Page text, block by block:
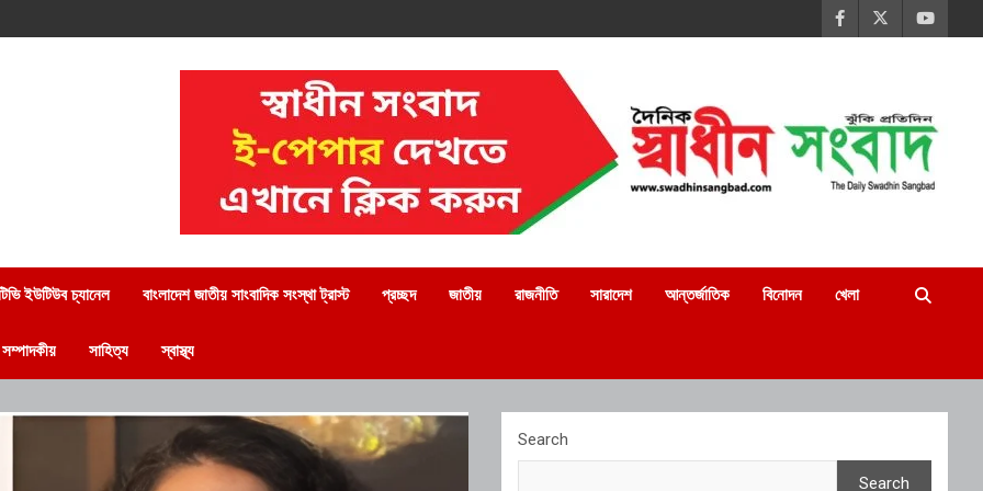
ইউটিউব চ্যানেল বাংলাদেশ জাতীয় সাংবাদিক সংস্থা ট্রাস্ট প্রচ্ছদ জাতীয় রাজনীতি সারাদেশ আন্তর্জাতিক বিনোদন খেলা
সম্পাদকীয় সাহিত্য স্বাস্থ্য
Search
Search